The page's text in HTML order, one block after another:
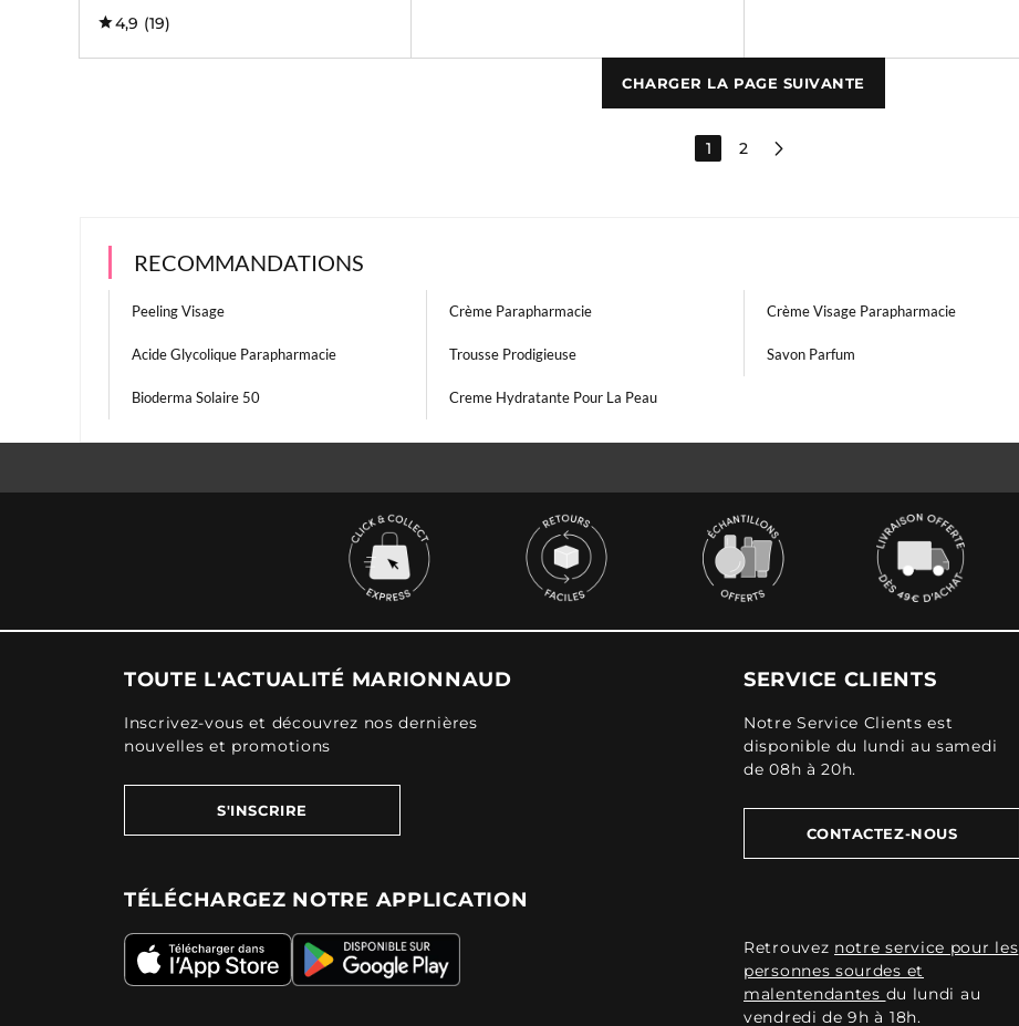
4,9 (19)
CHARGER LA PAGE SUIVANTE
1 2
RECOMMANDATIONS
Peeling Visage Crème Parapharmacie Crème Visage Parapharmacie
Acide Glycolique Parapharmacie Trousse Prodigieuse Savon Parfum
Bioderma Solaire 50 Creme Hydratante Pour La Peau
TOUTE L'ACTUALITÉ MARIONNAUD
Inscrivez-vous et découvrez nos dernières
nouvelles et promotions
S'INSCRIRE
TÉLÉCHARGEZ NOTRE APPLICATION
SERVICE CLIENTS
Notre Service Clients est
disponible du lundi au samedi
de 08h à 20h.
CONTACTEZ-NOUS
Retrouvez notre service pour les
personnes sourdes et
malentendantes du lundi au
vendredi de 9h à 18h.